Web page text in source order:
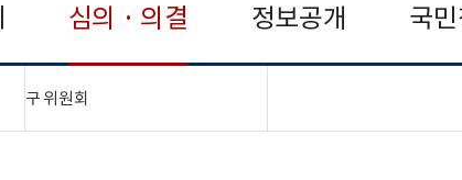
심의 · 의결 정보공개 국
구 위원회